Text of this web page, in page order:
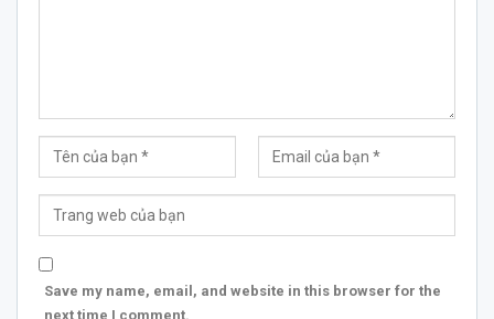
Save my name, email, and website in this browser for the
next time I comment.